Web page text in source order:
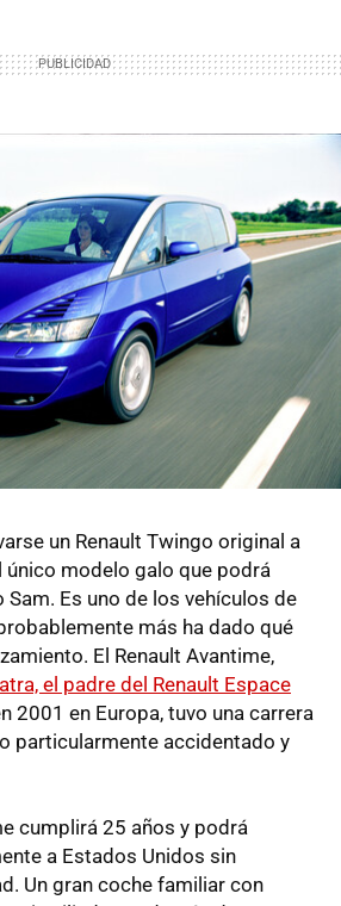
un Renault Twingo original a
único modelo galo que podrá
Sam. Es uno de los vehículos de
más ha dado qué
El Renault Avantime,
el padre del Renault Espace
2001 en Europa, tuvo una carrera
particularmente accidentado y
cumplirá 25 años y podrá
a Estados Unidos sin
Un gran coche familiar con